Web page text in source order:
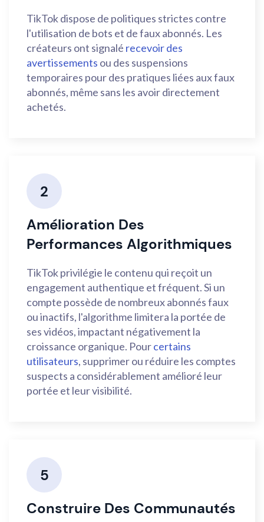
TikTok dispose de politiques strictes contre
l'utilisation de bots et de faux abonnés. Les
créateurs ont signalé recevoir des
avertissements ou des suspensions
temporaires pour des pratiques liées aux faux
abonnés, même sans les avoir directement
achetés.
2
Amélioration Des
Performances Algorithmiques
TikTok privilégie le contenu qui reçoit un
engagement authentique et fréquent. Si un
compte possède de nombreux abonnés faux
ou inactifs, l'algorithme limitera la portée de
ses vidéos, impactant négativement la
croissance organique. Pourcertains
utilisateurs, supprimer ou réduire les comptes
suspects a considérablement amélioré leur
portée et leur visibilité.
5
Construire Des Communautés